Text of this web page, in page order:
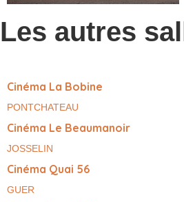
Les autres
Cinéma La Bobine
PONTCHATEAU
Cinéma Le Beaumanoir
JOSSELIN
Cinéma Quai 56
GUER